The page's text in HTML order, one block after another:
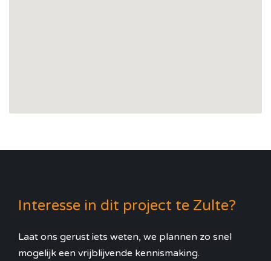
Interesse in dit project te Zulte?
Laat ons gerust iets weten, we plannen zo snel
mogelijk een vrijblijvende kennismaking.